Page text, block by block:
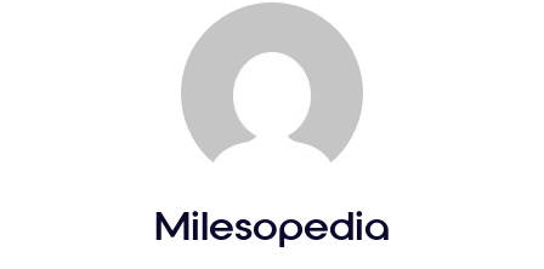
Milesopedia